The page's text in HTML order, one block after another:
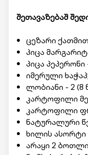
შეთავაზებაშ
ცეზარი
პიცა
პიცა პეპერონი
იმერული
ლობიანი - 2 (8
კარტოფილი
კარტოფილი
ნატურალური
ხილის ასორტი
არაყი 2